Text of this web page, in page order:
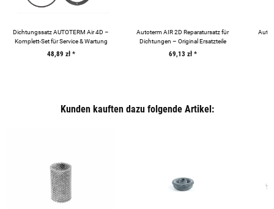
Dichtungssatz AUTOTERM Air 4D –
Komplett-Set für Service & Wartung
48,89 zł *
Autoterm AIR 2D Reparatursatz für
Dichtungen – Original Ersatzteile
69,13 zł *
Kunden kauften dazu folgende Artikel: